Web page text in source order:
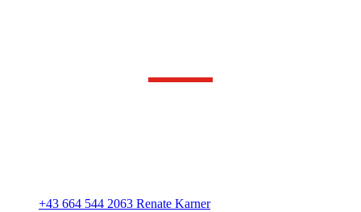
+43 664 544 2063 Renate Karner